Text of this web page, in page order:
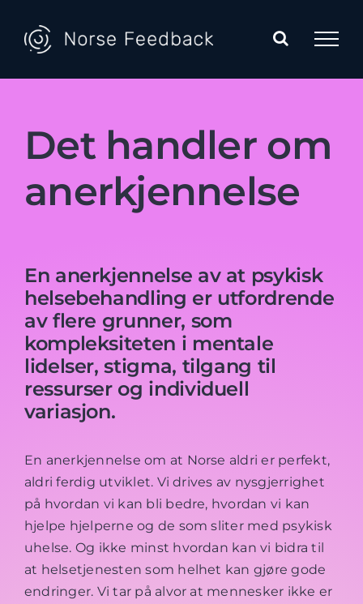
content
Det handler om
aner­kjennelse
En anerkjennelse av at psykisk
helsebehandling er utfordrende
av flere grunner, som
kompleksiteten i mentale
lidelser, stigma, tilgang til
ressurser og individuell
variasjon.
En anerkjennelse om at Norse aldri er perfekt,
aldri ferdig utviklet. Vi drives av nysgjerrighet
på hvordan vi kan bli bedre, hvordan vi kan
hjelpe hjelperne og de som sliter med psykisk
uhelse. Og ikke minst hvordan kan vi bidra til
at helsetjenesten som helhet kan gjøre gode
endringer. Vi tar på alvor at mennesker ikke er